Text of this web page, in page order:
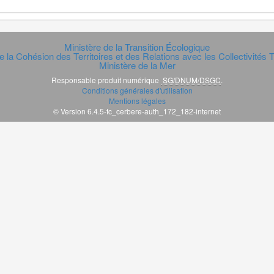
Ministère de la Transition Écologique
la Cohésion des Territoires et des Relations avec les Collectivités
Ministère de la Mer
Responsable produit numérique SG/DNUM/DSGC
Conditions générales d'utilisation
Mentions légales
© Version 6.4.5-tc_cerbere-auth_172_182-internet